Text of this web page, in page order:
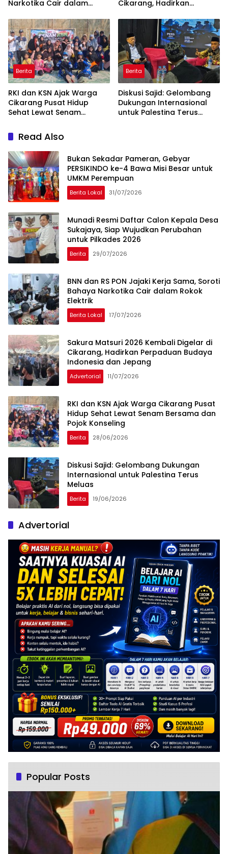
Narkotika Cair dalam
Cikarang, Hadirkan
Indonesia dan Jepang
Berita
RKI dan KSN Ajak Warga
Cikarang Pusat Hidup
Sehat Lewat Senam
Konseling
Berita
Diskusi Sajid: Gelombang
Dukungan Internasional
untuk Palestina Terus
Read Also
Bukan Sekadar Pameran, Gebyar
PERSIKINDO ke-4 Bawa Misi Besar untuk
UMKM Perempuan
Berita Lokal 31/07/2026
Munadi Resmi Daftar Calon Kepala Desa
Sukajaya, Siap Wujudkan Perubahan
untuk Pilkades 2026
Berita 29/07/2026
BNN dan RS PON Jajaki Kerja Sama, Soroti
Bahaya Narkotika Cair dalam Rokok
Elektrik
Berita Lokal 17/07/2026
Sakura Matsuri 2026 Kembali Digelar di
Cikarang, Hadirkan Perpaduan Budaya
Indonesia dan Jepang
Advertorial 11/07/2026
RKI dan KSN Ajak Warga Cikarang Pusat
Hidup Sehat Lewat Senam Bersama dan
Pojok Konseling
Berita 28/06/2026
Diskusi Sajid: Gelombang Dukungan
Internasional untuk Palestina Terus
Meluas
Berita 19/06/2026
Advertorial
Popular Posts